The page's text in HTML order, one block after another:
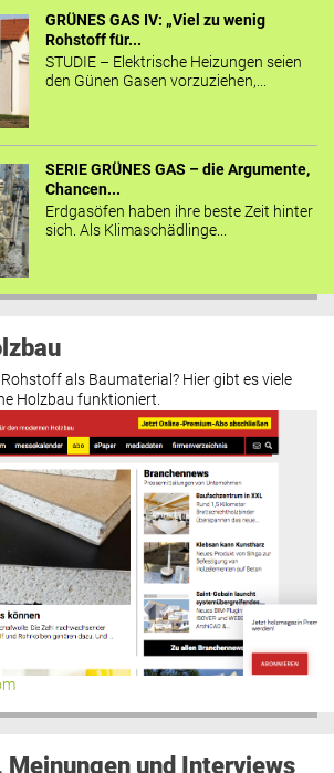
GRÜNES GAS IV: „Viel zu wenig
Rohstoff für...
STUDIE – Elektrische Heizungen seien
den Günen Gasen vorzuziehen,...
SERIE GRÜNES GAS – die Argumente,
Chancen...
Erdgasöfen haben ihre beste Zeit hinter
sich. Als Klimaschädlinge...
als Baumaterial? Hier gibt es viele
Holzbau funktioniert.
Meinungen und Interviews